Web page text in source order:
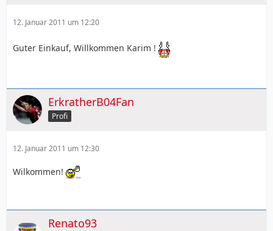
12. Januar 2011 um 12:20
Guter Einkauf, Willkommen Karim !
ErkratherB04Fan
Profi
12. Januar 2011 um 12:30
Wilkommen!
Renato93